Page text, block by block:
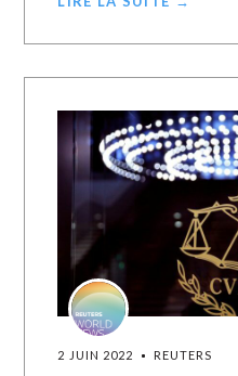
2 JUIN 2022 REUTERS